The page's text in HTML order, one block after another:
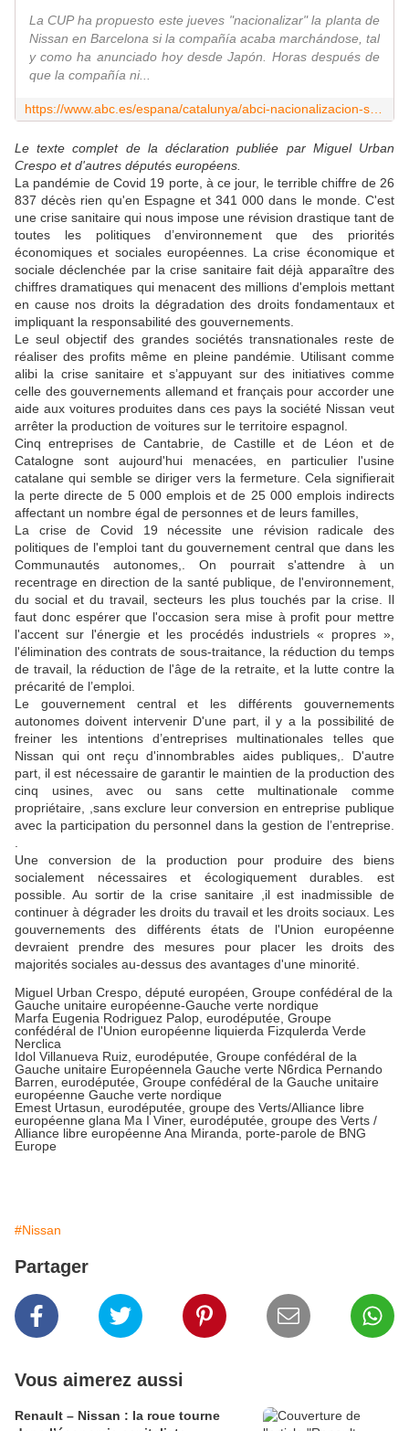
La CUP ha propuesto este jueves "nacionalizar" la planta de
Nissan en Barcelona si la compañía acaba marchándose, tal
y como ha anunciado hoy desde Japón. Horas después de
que la compañía ni...
https://www.abc.es/espana/catalunya/abci-nacionalizacion-solucion-cierre-planta-nissan-barcelona-202005281309_noticia.html
Le texte complet de la déclaration publiée par Miguel Urban
Crespo et d'autres députés européens.
La pandémie de Covid 19 porte, à ce jour, le terrible chiffre de 26
837 décès rien qu'en Espagne et 341 000 dans le monde. C'est
une crise sanitaire qui nous impose une révision drastique tant de
toutes les politiques d’environnement que des priorités
économiques et sociales européennes. La crise économique et
sociale déclenchée par la crise sanitaire fait déjà apparaître des
chiffres dramatiques qui menacent des millions d'emplois mettant
en cause nos droits la dégradation des droits fondamentaux et
impliquant la responsabilité des gouvernements.
Le seul objectif des grandes sociétés transnationales reste de
réaliser des profits même en pleine pandémie. Utilisant comme
alibi la crise sanitaire et s’appuyant sur des initiatives comme
celle des gouvernements allemand et français pour accorder une
aide aux voitures produites dans ces pays la société Nissan veut
arrêter la production de voitures sur le territoire espagnol.
Cinq entreprises de Cantabrie, de Castille et de Léon et de
Catalogne sont aujourd'hui menacées, en particulier l'usine
catalane qui semble se diriger vers la fermeture. Cela signifierait
la perte directe de 5 000 emplois et de 25 000 emplois indirects
affectant un nombre égal de personnes et de leurs familles,
La crise de Covid 19 nécessite une révision radicale des
politiques de l'emploi tant du gouvernement central que dans les
Communautés autonomes,. On pourrait s'attendre à un
recentrage en direction de la santé publique, de l'environnement,
du social et du travail, secteurs les plus touchés par la crise. Il
faut donc espérer que l'occasion sera mise à profit pour mettre
l'accent sur l'énergie et les procédés industriels « propres »,
l'élimination des contrats de sous-traitance, la réduction du temps
de travail, la réduction de l'âge de la retraite, et la lutte contre la
précarité de l’emploi.
Le gouvernement central et les différents gouvernements
autonomes doivent intervenir D'une part, il y a la possibilité de
freiner les intentions d’entreprises multinationales telles que
Nissan qui ont reçu d'innombrables aides publiques,. D'autre
part, il est nécessaire de garantir le maintien de la production des
cinq usines, avec ou sans cette multinationale comme
propriétaire, ,sans exclure leur conversion en entreprise publique
avec la participation du personnel dans la gestion de l’entreprise.
.
Une conversion de la production pour produire des biens
socialement nécessaires et écologiquement durables. est
possible. Au sortir de la crise sanitaire ,il est inadmissible de
continuer à dégrader les droits du travail et les droits sociaux. Les
gouvernements des différents états de l'Union européenne
devraient prendre des mesures pour placer les droits des
majorités sociales au-dessus des avantages d'une minorité.
Miguel Urban Crespo, député européen, Groupe confédéral de la
Gauche unitaire européenne-Gauche verte nordique
Marfa Eugenia Rodriguez Palop, eurodéputée, Groupe
confédéral de l'Union européenne liquierda Fizqulerda Verde
Nerclica
Idol Villanueva Ruiz, eurodéputée, Groupe confédéral de la
Gauche unitaire Européennela Gauche verte N6rdica Pernando
Barren, eurodéputée, Groupe confédéral de la Gauche unitaire
européenne Gauche verte nordique
Emest Urtasun, eurodéputée, groupe des Verts/Alliance libre
européenne glana Ma I Viner, eurodéputée, groupe des Verts /
Alliance libre européenne Ana Miranda, porte-parole de BNG
Europe
#Nissan
Partager
Vous aimerez aussi
Renault – Nissan : la roue tourne